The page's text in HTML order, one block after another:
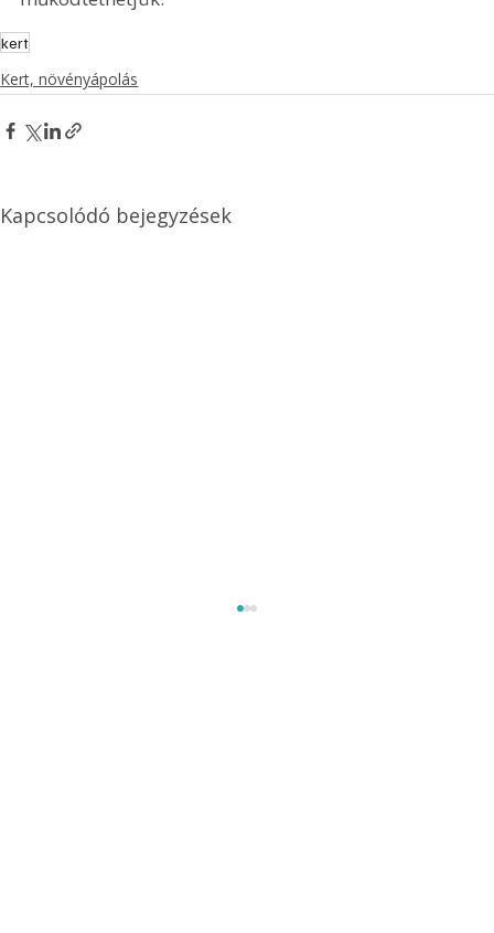
kert
Kert, növényápolás
Kapcsolódó bejegyzések